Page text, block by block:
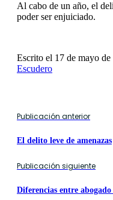
Al cabo de un año, el
poder ser enjuiciado.
Escrito el 17 de mayo de
Escudero
Publicación anterior
El delito leve de amenazas
Publicación siguiente
Diferencias entre